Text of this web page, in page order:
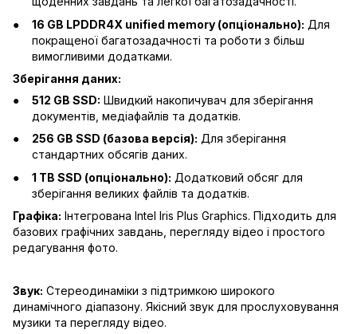
16 GB LPDDR4X unified memory (опціонально): Для
покращеної багатозадачності та роботи з більш
вимогливими додатками.
Зберігання даних:
512 GB SSD: Швидкий накопичувач для зберігання
документів, медіафайлів та додатків.
256 GB SSD (базова версія): Для зберігання
стандартних обсягів даних.
1 TB SSD (опціонально): Додатковий обсяг для
зберігання великих файлів та додатків.
Графіка: Інтегрована Intel Iris Plus Graphics. Підходить для
базових графічних завдань, перегляду відео і простого
редагування фото.
Звук: Стереодинаміки з підтримкою широкого
динамічного діапазону. Якісний звук для прослуховування
музики та перегляду відео.